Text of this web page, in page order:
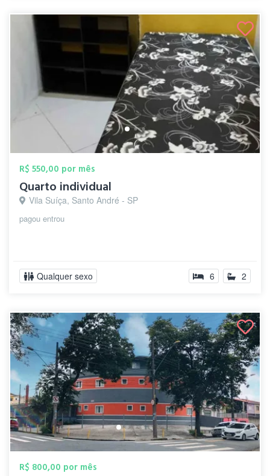
R$ 550,00 por mês
Quarto individual
Vila Suíça, Santo André - SP
pagou entrou
Qualquer sexo 6 2
R$ 800,00 por mês